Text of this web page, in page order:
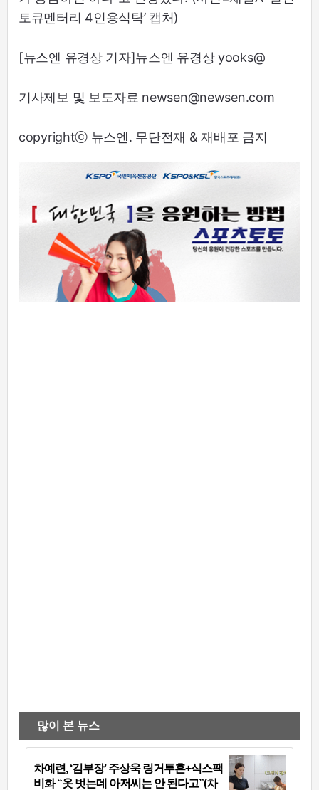
토큐멘터리 4인용식탁’ 캡처)
[뉴스엔 유경상 기자]뉴스엔 유경상 yooks@
기사제보 및 보도자료 newsen@newsen.com
copyrightⓒ 뉴스엔. 무단전재 & 재배포 금지
많이 본 뉴스
차예련, ‘김부장’ 주상욱 링거투혼+식스팩
비화 “옷 벗는데 아저씨는 안 된다고”(차